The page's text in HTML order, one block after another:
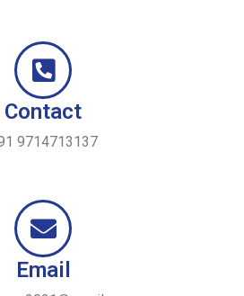
Contact
9714713137
Email